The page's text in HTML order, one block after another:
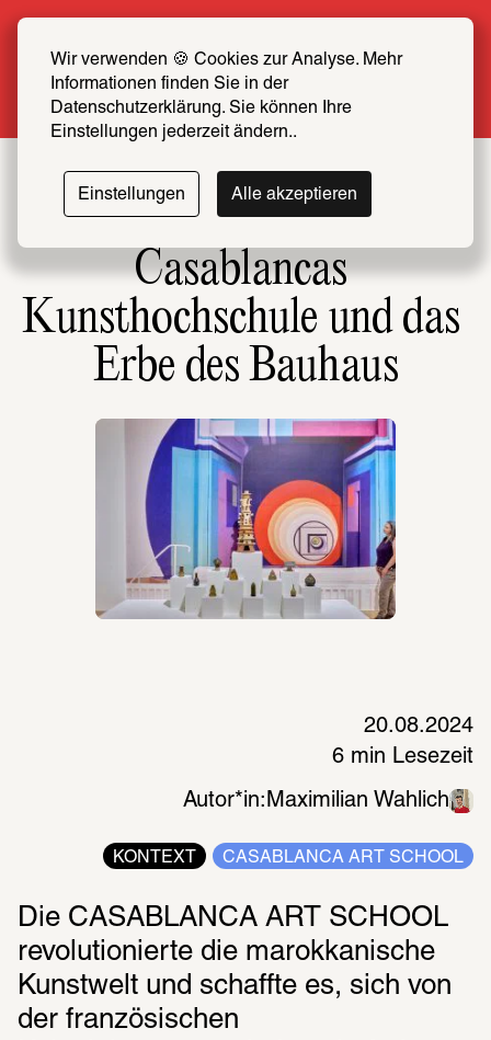
Wir verwenden 🍪 Cookies zur Analyse. Mehr
Informationen finden Sie in der
Datenschutzerklärung. Sie können Ihre
Einstellungen jederzeit ändern..
Einstellungen Alle akzeptieren
SCHIRN FREUND*IN werden
Mehr erfahren
Casablancas
Kunsthochschule und das
Erbe des Bauhaus
20.08.2024
6 min Lesezeit
Autor*in: Maximilian Wahlich
KONTEXT CASABLANCA ART SCHOOL
Die CASABLANCA ART SCHOOL
revolutionierte die marokkanische
Kunstwelt und schaffte es, sich von
der französischen